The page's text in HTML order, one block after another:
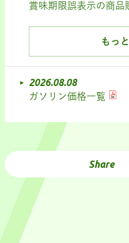
賞味期限誤表示の商品
もっ
2026.08.08
ガソリン価格一覧
Share